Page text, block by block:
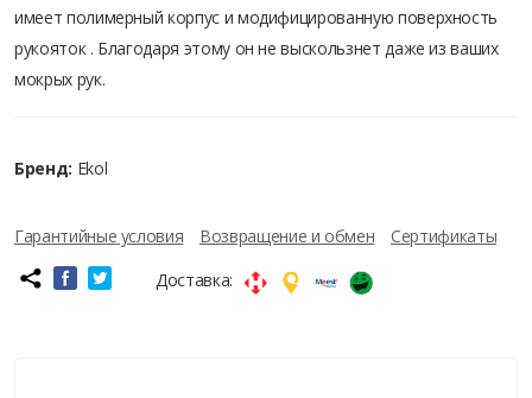
имеет полимерный корпус и модифицированную поверхность
рукояток . Благодаря этому он не выскользнет даже из ваших
мокрых рук.
Бренд: Ekol
Гарантийные условия Возвращение и обмен
Сертификаты
Доставка: